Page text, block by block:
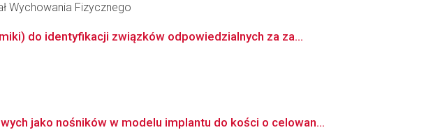
Wychowania Fizycznego
do identyfikacji związków odpowiedzialnych za za...
jako nośników w modelu implantu do kości o celowan...